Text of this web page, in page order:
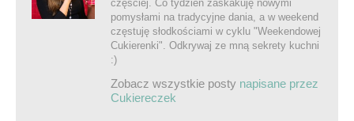
częściej. Co tydzień zaskakuję nowymi
pomysłami na tradycyjne dania, a w weekend
częstuję słodkościami w cyklu "Weekendowej
Cukierenki". Odkrywaj ze mną sekrety kuchni
:)
Zobacz wszystkie posty napisane przez
Cukiereczek